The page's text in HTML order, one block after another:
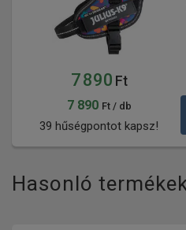
7 890 Ft
7 890 Ft / db
39 hűségpontot kapsz!
Hasonló